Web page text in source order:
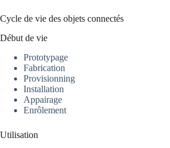
Cycle de vie des objets connectés
Début de vie
Prototypage
Fabrication
Provisionning
Installation
Appairage
Enrôlement
Utilisation